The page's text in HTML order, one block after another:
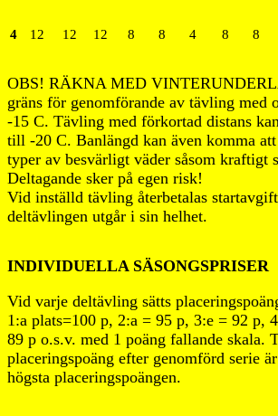
4 12 12 12 8 8 4 8 8
OBS! RÄKNA MED
gräns för genomförande av tävling med
-15 C. Tävling med förkortad distans
till -20 C. Banlängd kan även komma
typer av besvärligt väder såsom kraftigt
Deltagande sker på egen risk!
Vid inställd tävling återbetalas
deltävlingen utgår i sin helhet.
INDIVIDUELLA SÄSONGSPRISER
Vid varje deltävling sätts
1:a plats=100 p, 2:a = 95 p, 3:e = 92 p,
89 p o.s.v. med 1 poäng fallande skala.
placeringspoäng efter genomförd serie
högsta placeringspoängen.